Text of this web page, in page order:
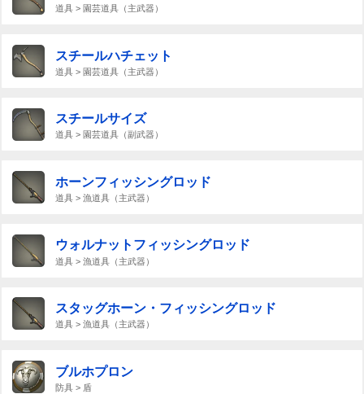
道具 > 園芸道具（主武器）
スチールハチェット
道具 > 園芸道具（主武器）
スチールサイズ
道具 > 園芸道具（副武器）
ホーンフィッシングロッド
道具 > 漁道具（主武器）
ウォルナットフィッシングロッド
道具 > 漁道具（主武器）
スタッグホーン・フィッシングロッド
道具 > 漁道具（主武器）
ブルホプロン
防具 > 盾